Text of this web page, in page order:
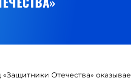
«Защитники Отечества»